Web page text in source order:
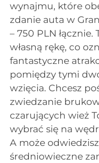
wynajmu, które
zdanie auta w
– 750 PLN
własną rękę, co
fantastyczne
pomiędzy tymi
wzięcia. Chcesz
zwiedzanie
czarujących wież
wybrać się na
A może
średniowieczne